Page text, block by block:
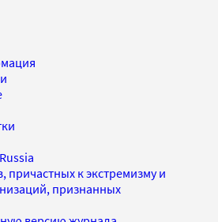
причастных к экстремизму и
признанных